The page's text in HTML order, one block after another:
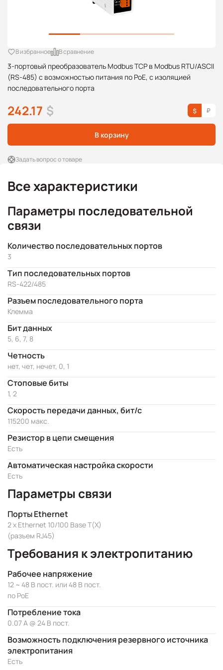
3-портовый преобразователь Modbus TCP в Modbus RTU/ASCII
(RS-485) с возможностью питания по PoE, с изоляцией
последовательного порта
В избранное В сравнение
242.17 $
В корзину
Задать вопрос о товаре
Все характеристики
Параметры последовательной
связи
Количество последовательных портов
3
Тип последовательных портов
RS-422/485
Разъем последовательного порта
Клемма
Бит данных
5, 6, 7, 8
Четность
нет, чет, нечет, 0, 1
Стоповые биты
1, 2
Скорость передачи данных, бит/с
115200 макс.
Резистор в цепи смещения
Есть
Автоматическая настройка скорости
Есть
Параметры связи
Порты Ethernet
2 x Ethernet 10/100 Base T(X)
(разъем RJ45)
Требования к электропитанию
Рабочее напряжение
12 ~ 48 В пост. или 48 В пост.
по PoE
Потребление тока
0.07 А @ 24 В пост.
Возможность подключения резервного источника
электропитания
Есть